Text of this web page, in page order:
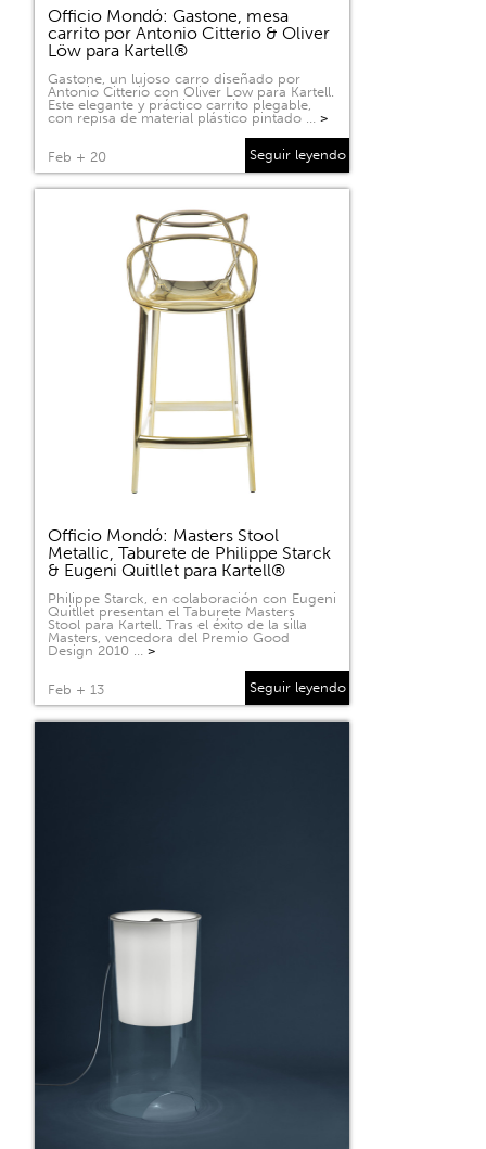
Officio Mondó: Gastone, mesa
carrito por Antonio Citterio & Oliver
Löw para Kartell®
Gastone, un lujoso carro diseñado por
Antonio Citterio con Oliver Low para Kartell.
Este elegante y práctico carrito plegable,
con repisa de material plástico pintado … >
Feb + 20 Seguir leyendo
Officio Mondó: Masters Stool
Metallic, Taburete de Philippe Starck
& Eugeni Quitllet para Kartell®
Philippe Starck, en colaboración con Eugeni
Quitllet presentan el Taburete Masters
Stool para Kartell. Tras el éxito de la silla
Masters, vencedora del Premio Good
Design 2010 … >
Feb + 13 Seguir leyendo